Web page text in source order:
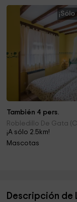
También 4 pers.
Robledillo De Gata
¡A sólo 2.5km!
Mascotas
Descripción de